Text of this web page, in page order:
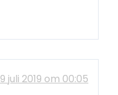
juli 2019 om 00:05